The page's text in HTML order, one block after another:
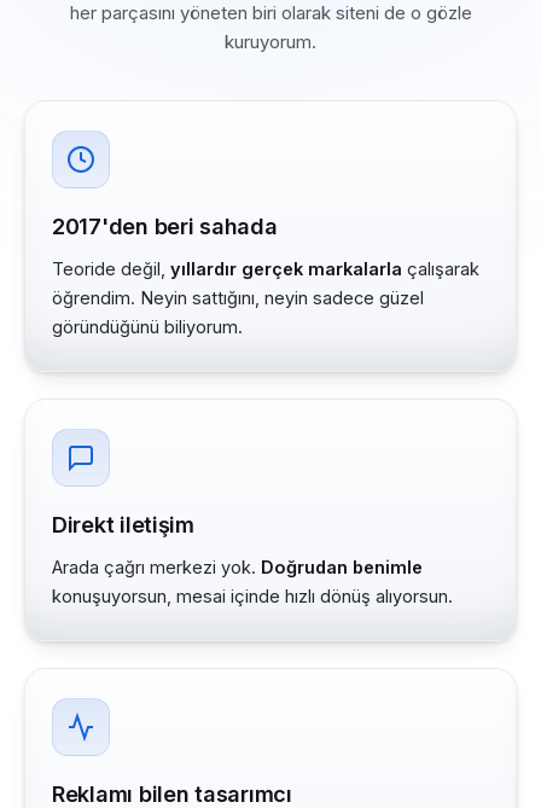
her parçasını yöneten biri olarak siteni de o gözle
kuruyorum.
2017'den beri sahada
Teoride değil, yıllardır gerçek markalarla çalışarak
öğrendim. Neyin sattığını, neyin sadece güzel
göründüğünü biliyorum.
Direkt iletişim
Arada çağrı merkezi yok. Doğrudan benimle
konuşuyorsun, mesai içinde hızlı dönüş alıyorsun.
Reklamı bilen tasarımcı